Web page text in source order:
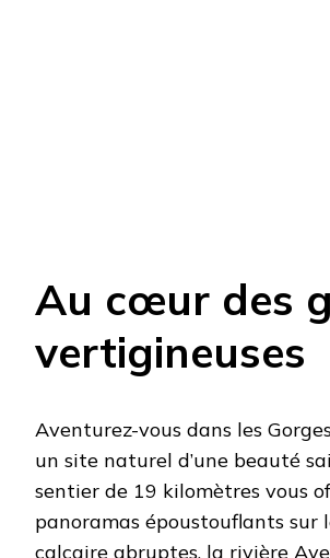
Au cœur des
vertigineuses
Aventurez-vous dans les
un site naturel d’une beauté
sentier de 19 kilomètres vous
panoramas époustouflants sur
calcaire abruptes, la rivière